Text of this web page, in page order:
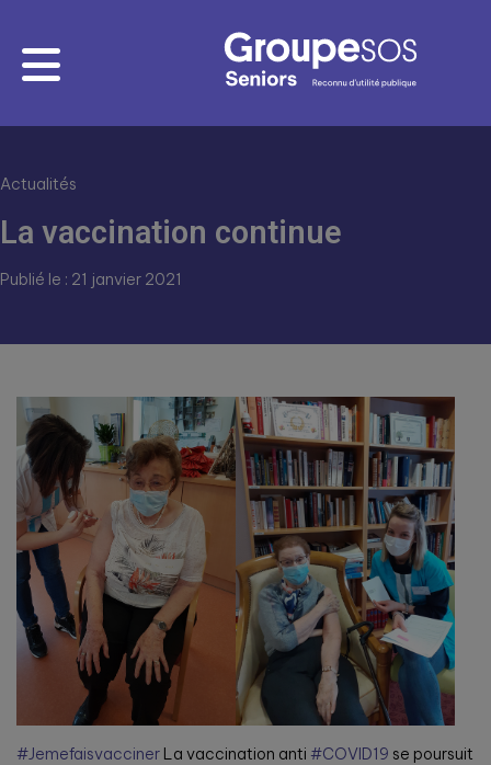
Actualités
La vaccination continue
Publié le : 21 janvier 2021
#Jemefaisvacciner La vaccination anti #COVID19 se poursuit